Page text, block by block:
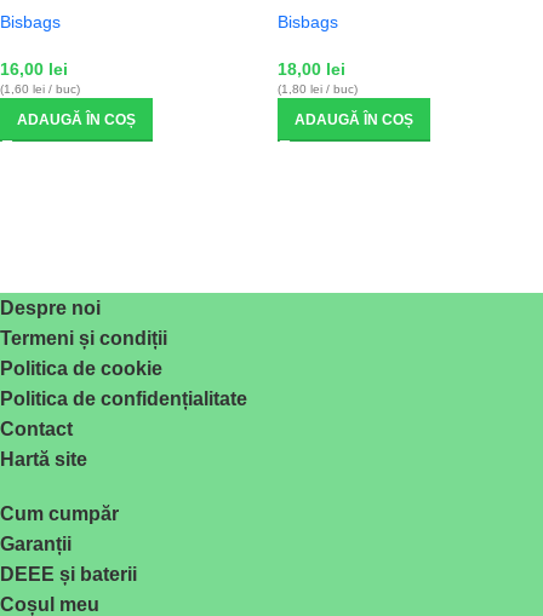
Bisbags
16,00 lei
(1,60 lei / buc)
ADAUGĂ ÎN COȘ
Bisbags
18,00 lei
(1,80 lei / buc)
ADAUGĂ ÎN COȘ
Despre noi
Termeni și condiții
Politica de cookie
Politica de confidențialitate
Contact
Hartă site
Cum cumpăr
Garanții
DEEE și baterii
Coșul meu